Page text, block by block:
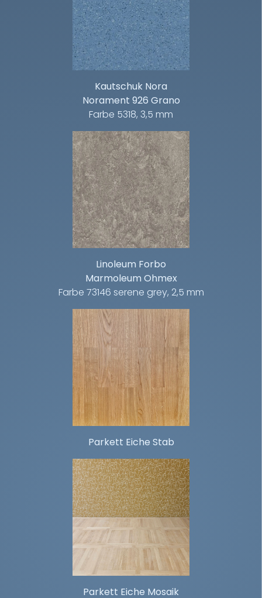
Kautschuk Nora
Norament 926 Grano
Farbe 5318, 3,5 mm
Linoleum Forbo
Marmoleum Ohmex
Farbe 73146 serene grey, 2,5 mm
Parkett Eiche Stab
Parkett Eiche Mosaik